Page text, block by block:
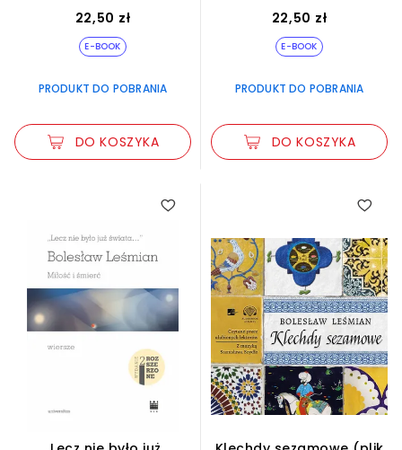
22,50 zł
E-BOOK
PRODUKT DO POBRANIA
DO KOSZYKA
22,50 zł
E-BOOK
PRODUKT DO POBRANIA
DO KOSZYKA